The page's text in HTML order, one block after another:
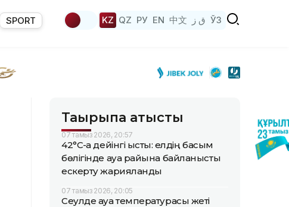
SPORT KZ QZ РУ EN 中文 ق ز ЎЗ
Тақырыпқа қатысты
07 тамыз 2026, 20:57
42°C-қа дейінгі ыстық: елдің басым
бөлігінде ауа райына байланысты
ескерту жарияланды
07 тамыз 2026, 20:05
Сеулде ауа температурасы жеті